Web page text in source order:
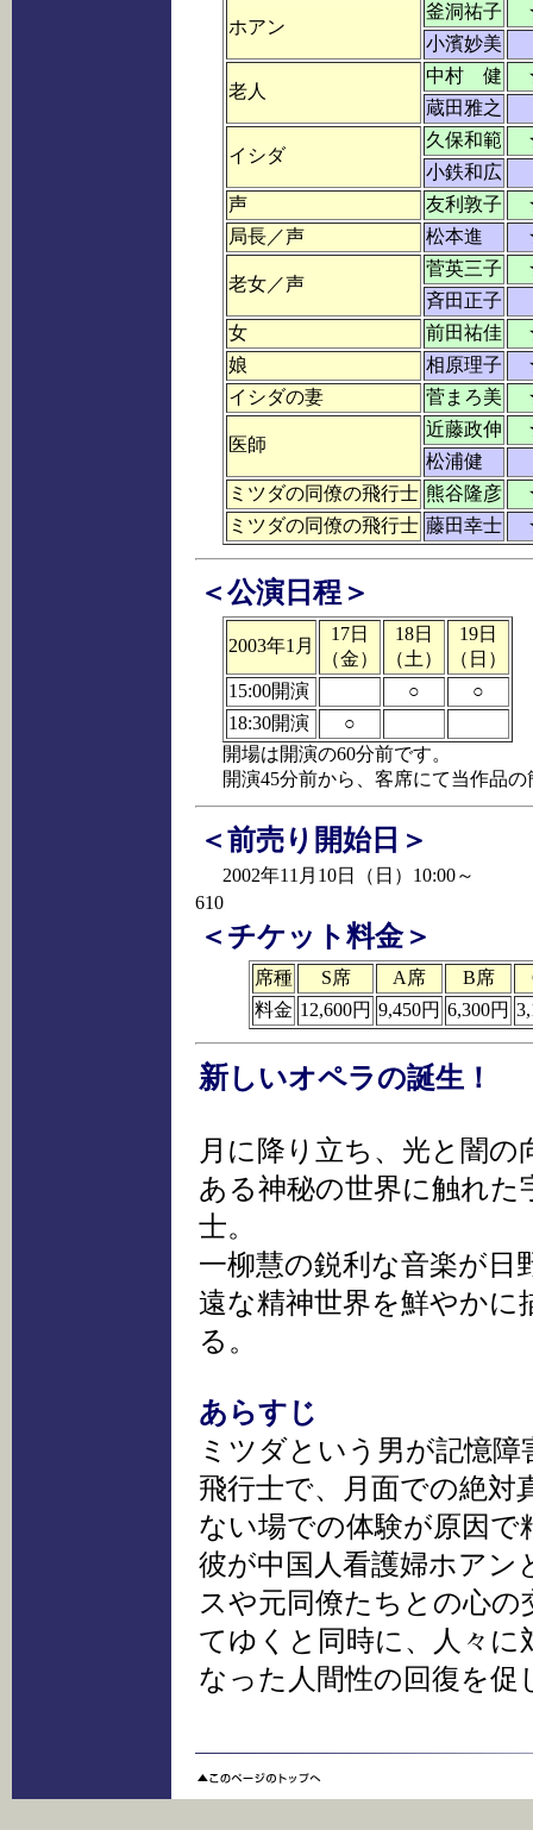
ホアン
釜洞祐子
小濱妙美
老人
中村 健
蔵田雅之
イシダ
久保和範
小鉄和広
声
友利敦子
局長／声
松本進
老女／声
菅英三子
斉田正子
女
前田祐佳
娘
相原理子
イシダの妻
菅まろ美
医師
近藤政伸
松浦健
ミツダの同僚の飛行士 熊谷隆彦
ミツダの同僚の飛行士 藤田幸士
＜公演日程＞
2003年1月
17日
（金）
18日
（土）
19日
（日）
15:00開演
○
○
18:30開演
○
開場は開演の60分前です。
開演45分前から、客席にて当作品
＜前売り開始日＞
2002年11月10日（日）10:00～
610
＜チケット料金＞
席種 S席 A席 B席
料金 12,600円 9,450円 6,300円
新しいオペラの誕生！
月に降り立ち、光と闇の
ある神秘の世界に触れた
士。
一柳慧の鋭利な音楽が日
遠な精神世界を鮮やかに
る。
あらすじ
ミツダという男が記憶
飛行士で、月面での絶対
ない場での体験が原因
彼が中国人看護婦ホアン
スや元同僚たちとの心
てゆくと同時に、人々
なった人間性の回復を促